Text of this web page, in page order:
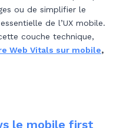
ou de simplifier le
de l’UX mobile.
couche technique,
Web Vitals sur mobile,
le mobile first